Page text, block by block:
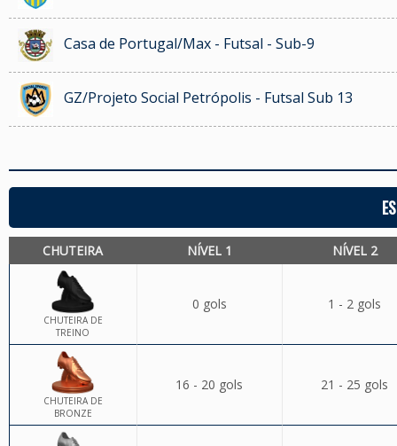
Casa de Portugal/Max - Futsal - Sub-9
GZ/Projeto Social Petrópolis - Futsal Sub 13
CHUTEIRA NÍVEL 1 NÍVEL 2
CHUTEIRA DE
TREINO
0 gols 1 - 2 gols
CHUTEIRA DE
BRONZE
16 - 20 gols 21 - 25 gols